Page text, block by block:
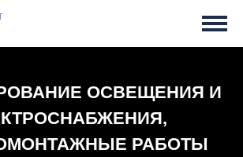
ОСВЕЩЕНИЯ И
РАБОТЫ